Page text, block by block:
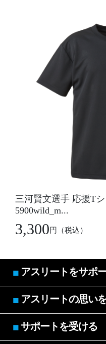
三河賢文選手 応援T
5900wild_m...
3,300円 （税込）
■ アスリートをサポ
■ アスリートの思い
■サポートを受ける